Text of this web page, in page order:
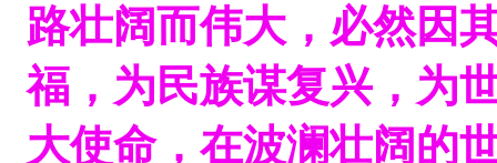
路壮阔而伟大，必然因
福，为民族谋复兴，为
大使命，在波澜壮阔的